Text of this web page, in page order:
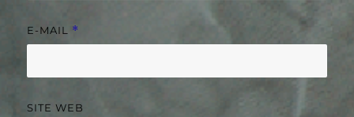
E-MAIL *
SITE WEB